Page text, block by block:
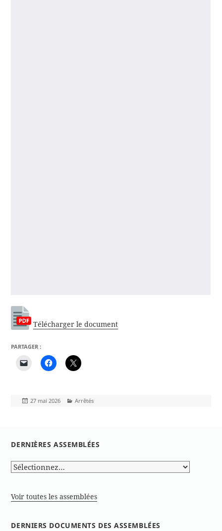
Télécharger le document
PARTAGER :
Publié
27 mai 2026 Catégories
Arrêtés
DERNIÈRES ASSEMBLÉES
Voir toutes les assemblées
DERNIERS DOCUMENTS DES ASSEMBLÉES